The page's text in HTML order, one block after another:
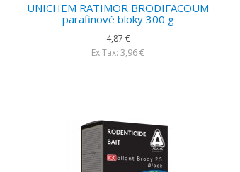
UNICHEM RATIMOR BRODIFACOUM
parafinové bloky 300 g
4,87 €
Ex Tax: 3,96 €